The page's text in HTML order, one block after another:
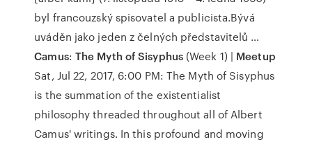
byl francouzský spisovatel a publicista.Bývá
uváděn jako jeden z čelných představitelů …
Camus: The Myth of Sisyphus(Week 1) | Meetup
Sat, Jul 22, 2017, 6:00 PM: The Myth of Sisyphus
is the summation of the existentialist
philosophy threaded throughout all of Albert
Camus' writings. In this profound and moving